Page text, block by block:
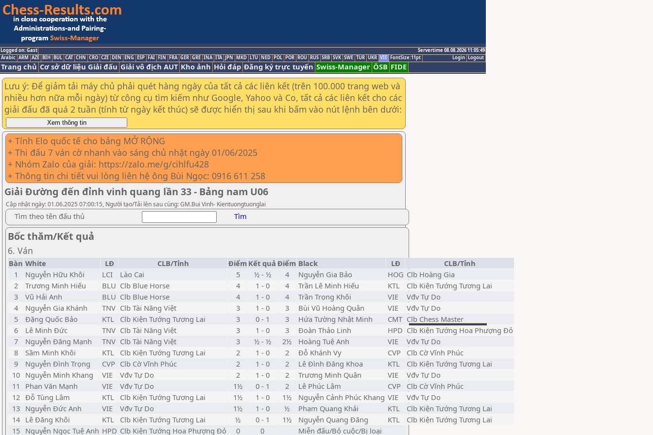
Logged on: Gast
Servertime 08.08.2026 11:05:49
Logout
Login
Arabic ARM AZE BIH BUL CAT CHN CRO CZE DEN ENG ESP FAI FIN FRA GER GRE INA ITA JPN MKD LTU NED POL POR ROU RUS SRB SVK SWE TUR UKR VIE FontSize:11pt
Trang chủ Cơ sở dữ liệu Giải đấu Giải vô địch AUT Kho ảnh Hỏi đáp Đăng ký trực tuyến Swiss-Manager ÖSB FIDE
Lưu ý: Để giảm tải máy chủ phải quét hàng ngày của tất cả các liên kết (trên 100.000 trang web và
nhiều hơn nữa mỗi ngày) từ công cụ tìm kiếm như Google, Yahoo và Co, tất cả các liên kết cho các
giải đấu đã quá 2 tuần (tính từ ngày kết thúc) sẽ được hiển thị sau khi bấm vào nút lệnh bên dưới:
+ Tính Elo quốc tế cho bảng MỞ RỘNG
+ Thi đấu 7 ván cờ nhanh vào sáng chủ nhật ngày 01/06/2025
+ Nhóm Zalo của giải: https://zalo.me/g/cihlfu428
+ Thông tin chi tiết vui lòng liên hệ ông Bùi Ngọc: 0916 611 258
Giải Đường đến đỉnh vinh quang lần 33 - Bảng nam U06
Cập nhật ngày: 01.06.2025 07:00:15, Người tạo/Tải lên sau cùng: GM.Bui Vinh- Kientuongtuonglai
Tìm theo tên đấu thủ Tìm
Bốc thăm/Kết quả
6. Ván
Bàn White LĐ CLB/Tỉnh Điểm Kết quả Điểm Black LĐ
CLB/Tỉnh
1
Nguyễn Hữu Khôi LCI Lào Cai 5 ½ - ½ 4 Nguyễn Gia Bảo HOG Clb Hoàng Gia
2
Trương Minh Hiếu BLU Clb Blue Horse 4 1 - 0 4 Trần Lê Minh Hiếu KTL
Clb Kiện Tướng Tương Lai
3
Vũ Hải Anh BLU Clb Blue Horse 4 1 - 0 4 Trần Trọng Khôi VIE
Vđv Tự Do
4
Nguyễn Gia Khánh TNV Clb Tài Năng Việt 3 1 - 0 3 Bùi Vũ Hoàng Quân VIE
Vđv Tự Do
5
Đặng Quốc Bảo KTL Clb Kiện Tướng Tương Lai 3 0 - 1 3 Hứa Tường Nhật Minh CMT Clb Chess Master
6
Lê Minh Đức TNV Clb Tài Năng Việt 3 1 - 0 3 Đoàn Thảo Linh HPD Clb Kiện Tướng Hoa Phượng Đỏ
7
Nguyễn Đăng Mạnh TNV Clb Tài Năng Việt 3 ½ - ½ 2½ Hoàng Tuệ Anh VIE
Vđv Tự Do
8
Sầm Minh Khôi KTL Clb Kiện Tướng Tương Lai 2 1 - 0 2 Đỗ Khánh Vy CVP
Clb Cờ Vĩnh Phúc
9
Nguyễn Đình Trọng CVP Clb Cờ Vĩnh Phúc 2 1 - 0 2 Lê Đình Đăng Khoa KTL
Clb Kiện Tướng Tương Lai
10 Nguyễn Minh Khang VIE Vđv Tự Do 2 1 - 0 2 Trương Minh Quân VIE
Vđv Tự Do
11
Phan Văn Mạnh VIE Vđv Tự Do 1½ 0 - 1 2 Lê Phúc Lâm CVP
Clb Cờ Vĩnh Phúc
12 Đỗ Tùng Lâm KTL Clb Kiện Tướng Tương Lai 1½ 1 - 0 1½ Nguyễn Cảnh Phúc Khang VIE
Vđv Tự Do
13 Nguyễn Đức Anh VIE Vđv Tự Do 1½ 1 - 0 ½ Phạm Quang Khải KTL
Clb Kiện Tướng Tương Lai
14 Lê Đăng Khôi KTL Clb Kiện Tướng Tương Lai ½ 0 - 1 1½ Nguyễn Quang Đăng KTL
Clb Kiện Tướng Tương Lai
15 Nguyễn Ngọc Tuệ Anh HPD Clb Kiện Tướng Hoa Phượng Đỏ 0 0 Miễn đấu/Bỏ cuộc/Bị loại